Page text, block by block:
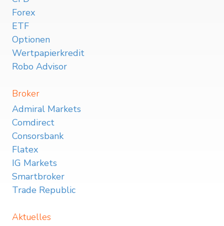
Forex
ETF
Optionen
Wertpapierkredit
Robo Advisor
Broker
Admiral Markets
Comdirect
Consorsbank
Flatex
IG Markets
Smartbroker
Trade Republic
Aktuelles